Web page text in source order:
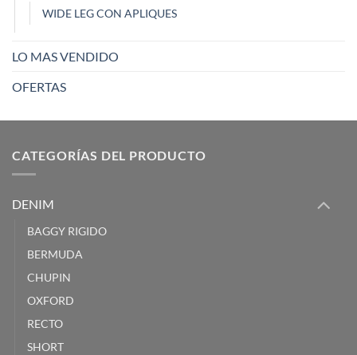
WIDE LEG CON APLIQUES
LO MAS VENDIDO
OFERTAS
CATEGORÍAS DEL PRODUCTO
DENIM
BAGGY RIGIDO
BERMUDA
CHUPIN
OXFORD
RECTO
SHORT